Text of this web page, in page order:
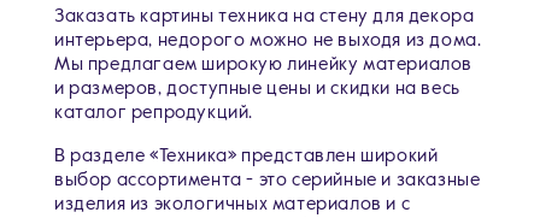
Заказать картины техника на стену для декора
интерьера, недорого можно не выходя из дома.
Мы предлагаем широкую линейку материалов
и размеров, доступные цены и скидки на весь
каталог репродукций.
В разделе «Техника» представлен широкий
выбор ассортимента - это серийные и заказные
изделия из экологичных материалов и с